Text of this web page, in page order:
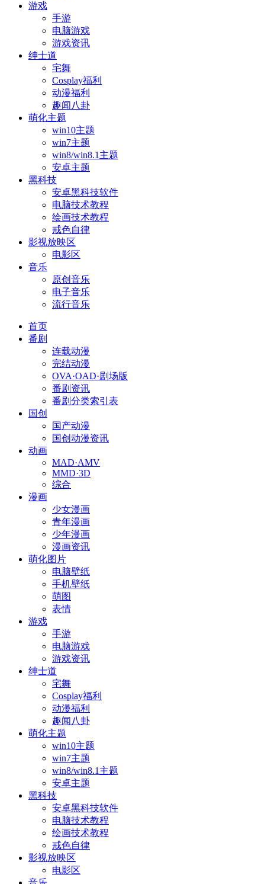
游戏
手游
电脑游戏
游戏资讯
绅士道
宅舞
Cosplay福利
动漫福利
趣闻八卦
萌化主题
win10主题
win7主题
win8/win8.1主题
安卓主题
黑科技
安卓黑科技软件
电脑技术教程
绘画技术教程
戒色自律
影视放映区
电影区
音乐
原创音乐
电子音乐
流行音乐
首页
番剧
连载动漫
完结动漫
OVA·OAD·剧场版
番剧资讯
番剧分类索引表
国创
国产动漫
国创动漫资讯
动画
MAD·AMV
MMD·3D
综合
漫画
少女漫画
青年漫画
少年漫画
漫画资讯
萌化图片
电脑壁纸
手机壁纸
萌图
表情
游戏
手游
电脑游戏
游戏资讯
绅士道
宅舞
Cosplay福利
动漫福利
趣闻八卦
萌化主题
win10主题
win7主题
win8/win8.1主题
安卓主题
黑科技
安卓黑科技软件
电脑技术教程
绘画技术教程
戒色自律
影视放映区
电影区